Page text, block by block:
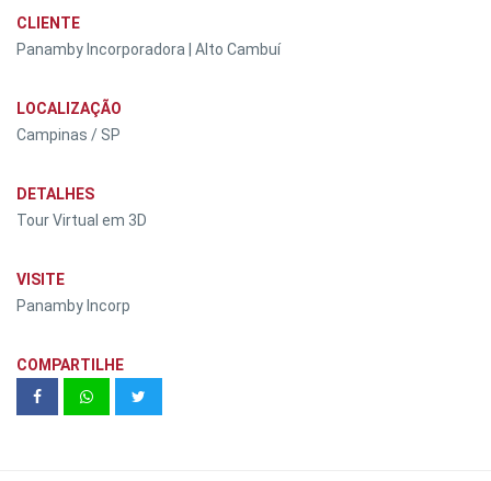
CLIENTE
Panamby Incorporadora | Alto Cambuí
LOCALIZAÇÃO
Campinas / SP
DETALHES
Tour Virtual em 3D
VISITE
Panamby Incorp
COMPARTILHE
Retromemória | Leonora de Barros |